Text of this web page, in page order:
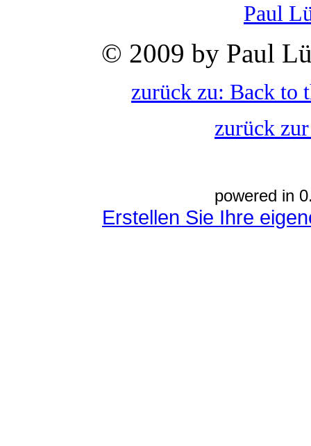
Paul
© 2009 by Paul
zurück zu: Back to
zurück
powered in
Erstellen Sie Ihre